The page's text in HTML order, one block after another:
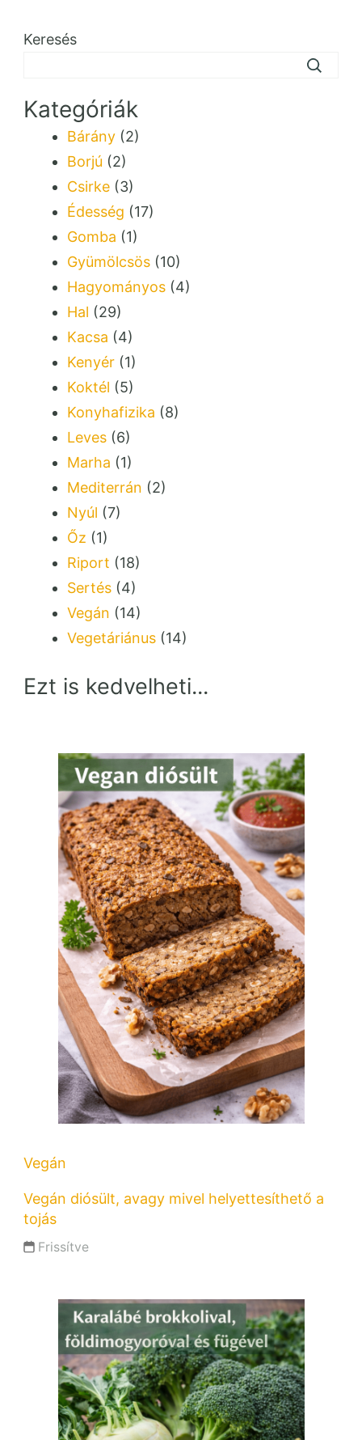
Keresés
Kategóriák
Bárány (2)
Borjú (2)
Csirke (3)
Édesség (17)
Gomba (1)
Gyümölcsös (10)
Hagyományos (4)
Hal (29)
Kacsa (4)
Kenyér (1)
Koktél (5)
Konyhafizika (8)
Leves (6)
Marha (1)
Mediterrán (2)
Nyúl (7)
Őz (1)
Riport (18)
Sertés (4)
Vegán (14)
Vegetáriánus (14)
Ezt is kedvelheti...
Vegán
Vegán diósült, avagy mivel helyettesíthető a
tojás
Frissítve